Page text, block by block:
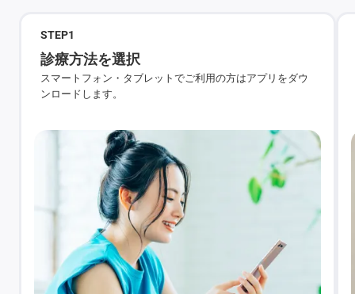
STEP1
診療方法を選択
スマートフォン・タブレットでご利用の方はアプリをダウ
ンロードします。